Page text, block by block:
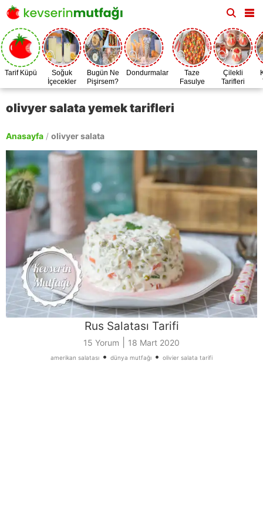
Tarif Küpü
Soğuk
İçecekler
Bugün Ne
Pişirsem?
Dondurmalar
Taze
Fasulye
Zamanı
Çilekli
Tarifleri
olivyer salata yemek tarifleri
Anasayfa / olivyer salata
Rus Salatası Tarifi
15 Yorum 18 Mart 2020
amerikan salatası • dünya mutfağı • olivier salata tarifi